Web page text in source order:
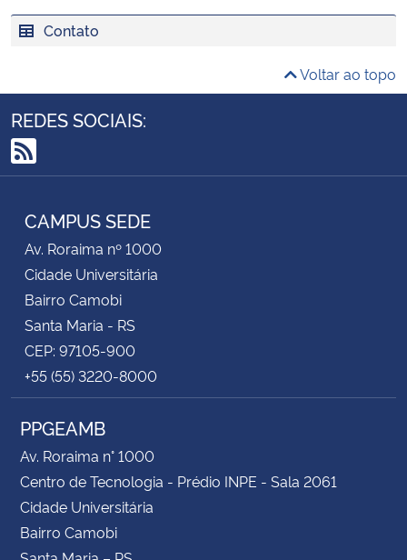
Planalto Contato
Voltar ao topo
REDES SOCIAIS:
RSS
CAMPUS SEDE
Av. Roraima nº 1000
Cidade Universitária
Bairro Camobi
Santa Maria - RS
CEP: 97105-900
+55 (55) 3220-8000
PPGEAMB
Av. Roraima n° 1000
Centro de Tecnologia - Prédio INPE - Sala 2061
Cidade Universitária
Bairro Camobi